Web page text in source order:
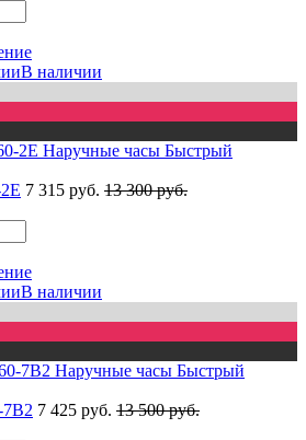
В наличии
Быстрый
7 315 руб. 13 300 руб.
В наличии
Быстрый
7 425 руб. 13 500 руб.